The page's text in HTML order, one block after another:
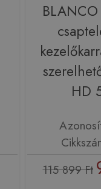
BLANCO
HD
115 899 Ft